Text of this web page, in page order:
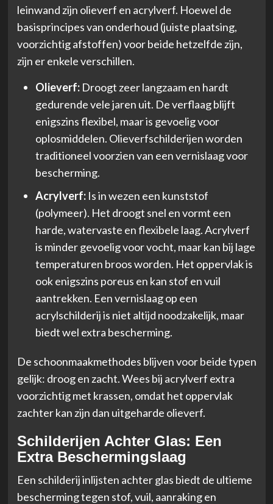
leinwand zijn olieverf en acrylverf. Hoewel de
basisprincipes van onderhoud (juiste plaatsing,
voorzichtig afstoffen) voor beide hetzelfde zijn,
zijn er enkele verschillen.
Olieverf:Droogt zeer langzaam en hardt
gedurende vele jaren uit. De verflaag blijft
enigszins flexibel, maar is gevoelig voor
oplosmiddelen. Olieverfschilderijen worden
traditioneel voorzien van een vernislaag voor
bescherming.
Acrylverf:Is in wezen een kunststof
(polymeer). Het droogt snel en vormt een
harde, watervaste en flexibele laag. Acrylverf
is minder gevoelig voor vocht, maar kan bij lage
temperaturen broos worden. Het oppervlak is
ook enigszins poreus en kan stof en vuil
aantrekken. Een vernislaag op een
acrylschilderij is niet altijd noodzakelijk, maar
biedt wel extra bescherming.
De schoonmaakmethodes blijven voor beide typen
gelijk: droog en zacht. Wees bij acrylverf extra
voorzichtig met krassen, omdat het oppervlak
zachter kan zijn dan uitgeharde olieverf.
Schilderijen Achter Glas: Een
Extra Beschermingslaag
Een schilderij inlijsten achter glas biedt de ultieme
bescherming tegen stof, vuil, aanraking en